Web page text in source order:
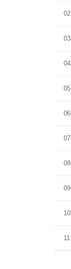
02
03
04
05
06
07
08
09
10
11